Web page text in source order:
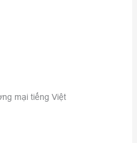
mại tiếng Việt